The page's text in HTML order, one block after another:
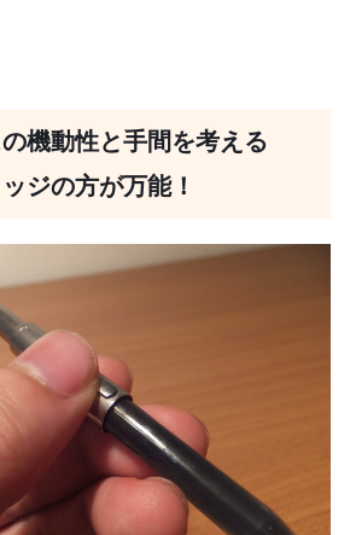
機動性と手間を考える
ジの方が万能！